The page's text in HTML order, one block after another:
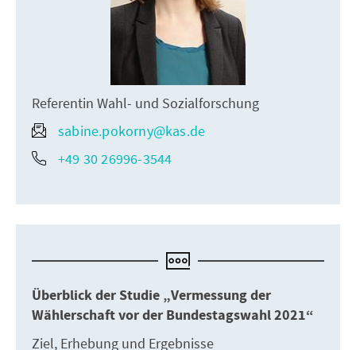
Referentin Wahl- und Sozialforschung
sabine.pokorny@kas.de
+49 30 26996-3544
Überblick der Studie „Vermessung der
Wählerschaft vor der Bundestagswahl 2021“
Ziel, Erhebung und Ergebnisse